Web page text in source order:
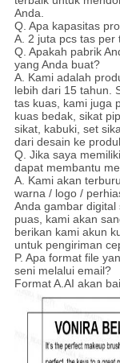
Anda.
Q. Apa kapasitas
A. 2 juta pcs tas per
Q. Apakah pabrik
yang Anda buat?
A. Kami adalah
lebih dari 15 tahun.
tas kuas, kami juga
kuas bedak, sikat
sikat, kabuki, set
dari desain ke
Q. Jika saya
dapat membantu
A. Kami akan
warna / logo /
Anda gambar digital
puas, kami akan
berikan kami akun
untuk pengiriman
P. Apa format file
seni melalui email?
Format A.AI akan